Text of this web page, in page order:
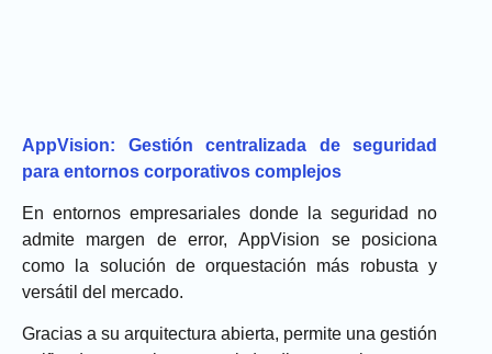
AppVision: Gestión centralizada de seguridad
para entornos corporativos complejos
En entornos empresariales donde la seguridad no
admite margen de error,AppVision se posiciona
como la solución de orquestación más robusta y
versátil del mercado.
Gracias a su arquitectura abierta, permite una gestión